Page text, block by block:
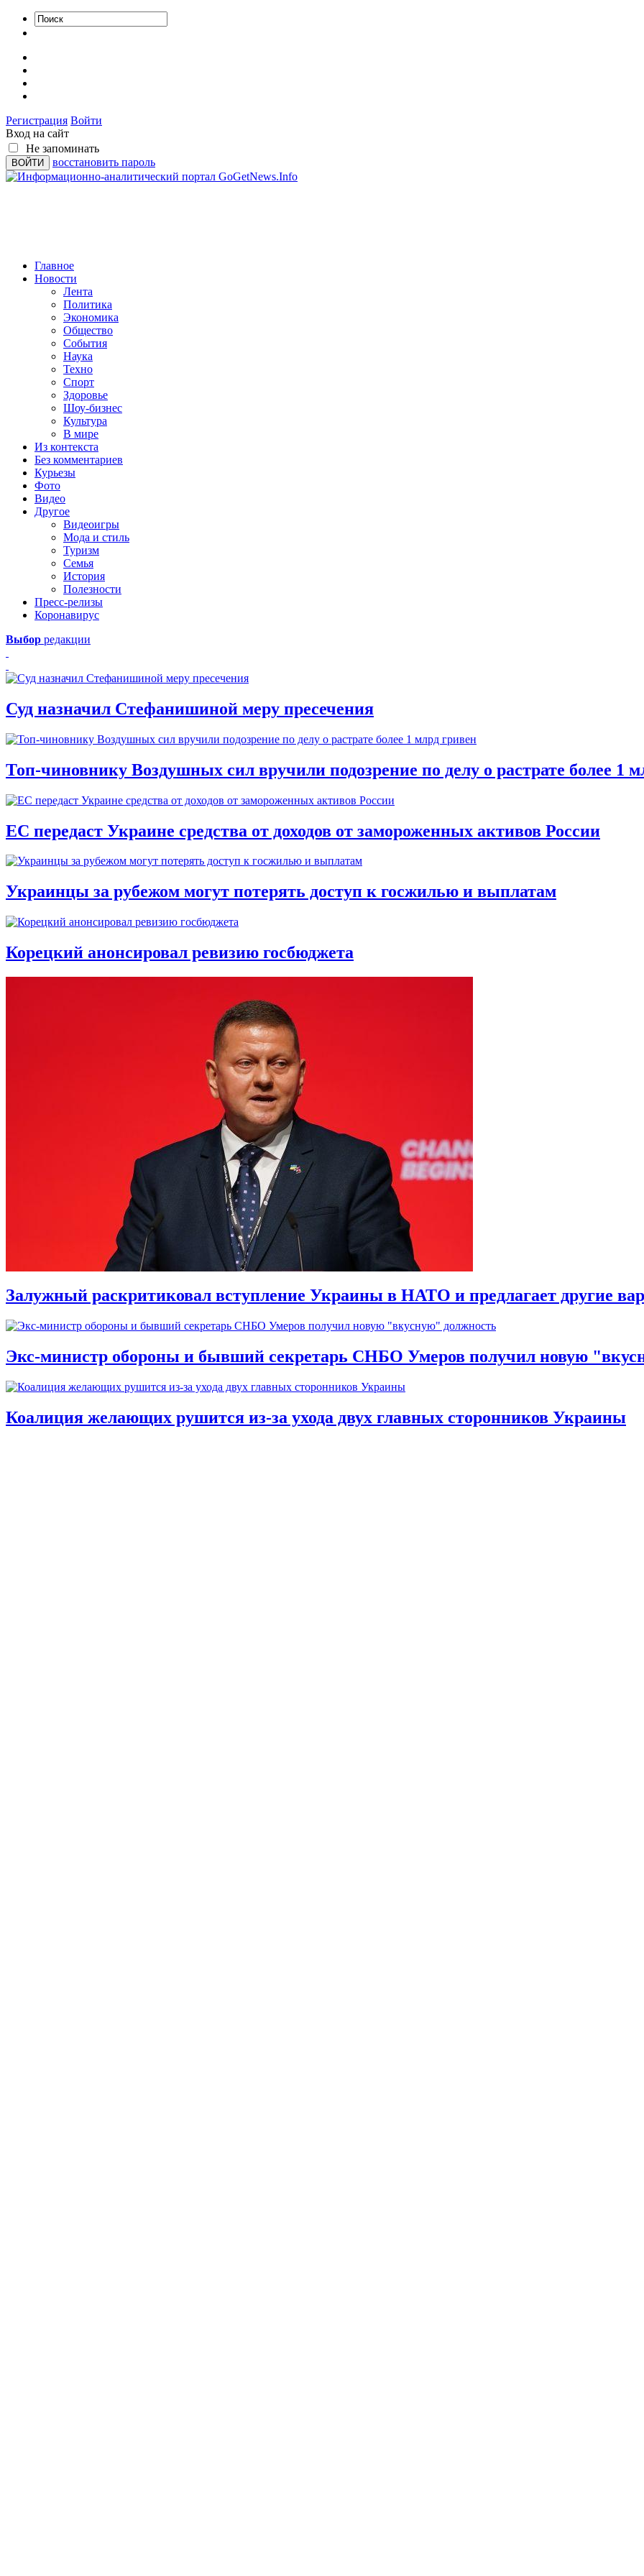
Регистрация Войти
Вход на сайт
Не запоминать
восстановить пароль
Главное
Новости
Лента
Политика
Экономика
Общество
События
Наука
Техно
Спорт
Здоровье
Шоу-бизнес
Культура
В мире
Из контекста
Без комментариев
Курьезы
Фото
Видео
Другое
Видеоигры
Мода и стиль
Туризм
Семья
История
Полезности
Пресс-релизы
Коронавирус
Выбор редакции
Суд назначил Стефанишиной меру пресечения
Топ-чиновнику Воздушных сил вручили подозрение по делу о растрате более 1
ЕС передаст Украине средства от доходов от замороженных активов России
Украинцы за рубежом могут потерять доступ к госжилью и выплатам
Корецкий анонсировал ревизию госбюджета
Залужный раскритиковал вступление Украины в НАТО и предлагает другие
Экс-министр обороны и бывший секретарь СНБО Умеров получил новую
Коалиция желающих рушится из-за ухода двух главных сторонников Украины